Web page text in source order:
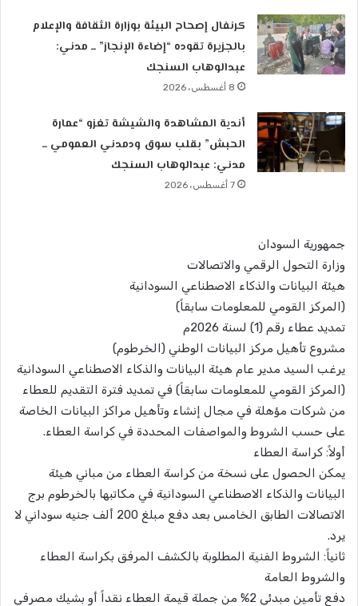
كرنفال إصحاح البيئة بوزارة الثقافة والإعلام
بالجزيرة تقوده “إضاءة الإنجاز” ــ مدني:
عبدالوهاب السنجك
8 أغسطس، 2026
أندية المشاهدة والشيشة تغزو “عمارة
الحبش” بقلب سوق ودمدني العمومي ــ
مدني: عبدالوهاب السنجك
7 أغسطس، 2026
جمهورية السودان
وزارة التحول الرقمي والاتصالات
هيئة البيانات والذكاء الاصطناعي السودانية
(المركز القومي للمعلومات سابقاً)
​تمديد عطاء رقم (1) لسنة 2026م
مشروع تأهيل مركز البيانات الوطني (الخرطوم)
​يرغب السيد مدير عام هيئة البيانات والذكاء الاصطناعي السودانية
(المركز القومي للمعلومات سابقاً) في تمديد فترة التقديم للعطاء
من شركات مؤهلة في مجال إنشاء وتأهيل مراكز البيانات الخاصة
على حسب الشروط والمواصفات المحددة في كراسة العطاء.
​أولاً: كراسة العطاء
يمكن الحصول على نسخة من كراسة العطاء من مباني هيئة
البيانات والذكاء الاصطناعي السودانية في مكاتبها بالخرطوم برج
الاتصالات الطابق الخامس بعد دفع مبلغ 200 ألف جنيه سوداني لا
يرد.
​ثانياً: الشروط الفنية المطلوبة بالكشف المرفق بكراسة العطاء
والشروط العامة
​دفع تأمين مبدئي 2% من جملة قيمة العطاء نقداً أو بشيك مصرفي